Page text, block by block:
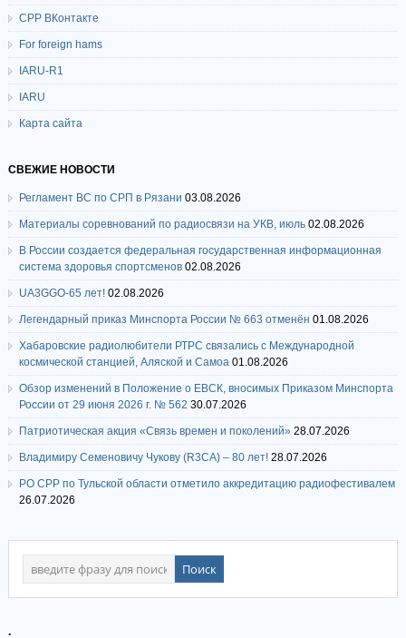
СРР ВКонтакте
For foreign hams
IARU-R1
IARU
Карта сайта
СВЕЖИЕ НОВОСТИ
Регламент ВС по СРП в Рязани 03.08.2026
Материалы соревнований по радиосвязи на УКВ, июль 02.08.2026
В России создается федеральная государственная информационная
система здоровья спортсменов 02.08.2026
UA3GGO-65 лет! 02.08.2026
Легендарный приказ Минспорта России № 663 отменён 01.08.2026
Хабаровские радиолюбители РТРС связались с Международной
космической станцией, Аляской и Самоа 01.08.2026
Обзор изменений в Положение о ЕВСК, вносимых Приказом Минспорта
России от 29 июня 2026 г. № 562 30.07.2026
Патриотическая акция «Связь времен и поколений» 28.07.2026
Владимиру Семеновичу Чукову (R3CA) – 80 лет! 28.07.2026
РО СРР по Тульской области отметило аккредитацию радиофестивалем
26.07.2026
.